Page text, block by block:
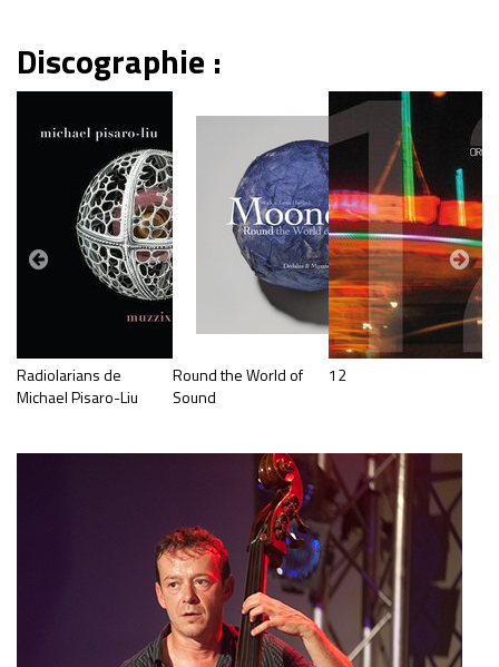
Discographie :
Radiolarians de
Michael Pisaro-Liu
Round the World of
Sound
12